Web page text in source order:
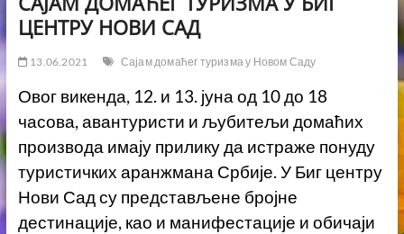
ЦЕНТРУ НОВИ САД
13.06.2021 Сајам домаћег туризма у Новом Саду
Овог викенда, 12. и 13. јуна од 10 до 18
часова, авантуристи и љубитељи домаћих
производа имају прилику да истраже понуду
туристичких аранжмана Србије. У Биг центру
Нови Сад су представљене бројне
дестинације, као и манифестације и обичаји